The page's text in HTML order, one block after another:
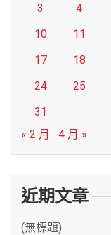
3
4
10
11
17
18
24
25
31
« 2 月
4 月 »
近期文章
(無標題)